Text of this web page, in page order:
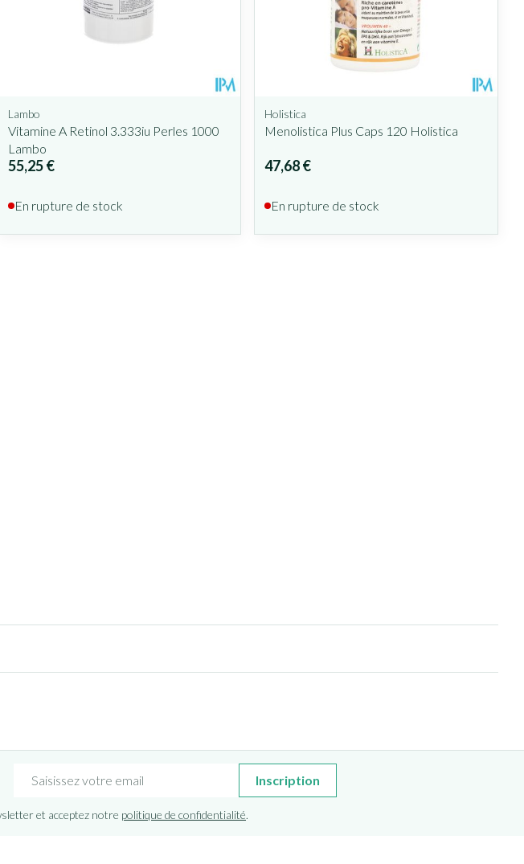
Lambo
Vitamine A Retinol 3.333iu Perles 1000
Lambo
55,25 €
En rupture de stock
Holistica
Menolistica Plus Caps 120 Holistica
47,68 €
En rupture de stock
Inscription
et acceptez notre politique de confidentialité.